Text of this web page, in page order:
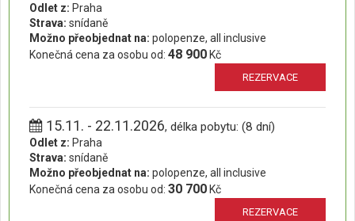
Odlet z: Praha
Strava: snídaně
Možno přeobjednat na: polopenze, all inclusive
Konečná cena za osobu od: 48 900 Kč
REZERVACE
15.11. - 22.11.2026, délka pobytu: (8 dní)
Odlet z: Praha
Strava: snídaně
Možno přeobjednat na: polopenze, all inclusive
Konečná cena za osobu od: 30 700 Kč
REZERVACE